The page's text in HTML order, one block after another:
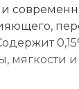
мягкости